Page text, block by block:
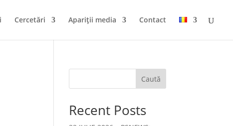
Cercetări Apariții media Contact
Caută
Recent Posts